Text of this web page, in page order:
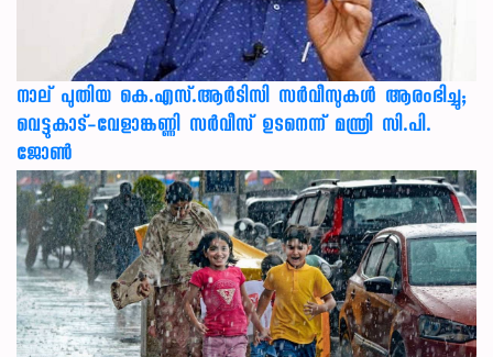
നാല് പുതിയ കെ.എസ്.ആർടിസി സർവീസുകൾ ആരംഭിച്ചു;
വെട്ടുകാട്-വേളാങ്കണ്ണി സർവീസ് ഉടനെന്ന് മന്ത്രി സി.പി.
ജോൺ